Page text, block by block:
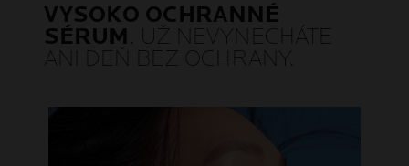
VYSOKO OCHRANNÉ
SÉRUM . UŽ NEVYNECHÁTE
ANI DEŇ BEZ OCHRANY.